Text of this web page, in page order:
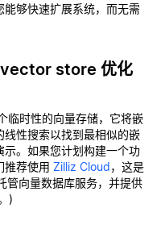
够快速扩展系统，而无需
store 优化
临时性的向量存储，它将嵌
线性搜索以找到最相似的嵌
示。如果您计划构建一个功
推荐使用 Zilliz Cloud，这是
管向量数据库服务，并提供
)